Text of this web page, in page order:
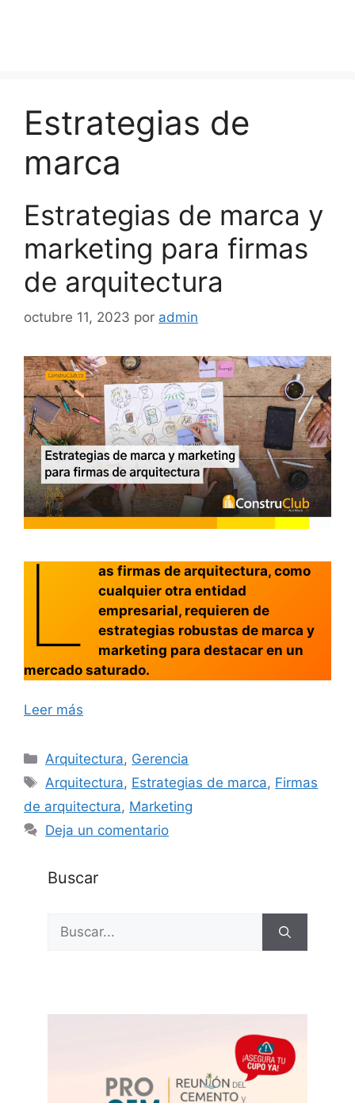
Estrategias de
marca
Estrategias de marca y
marketing para firmas
de arquitectura
octubre 11, 2023 por admin
L
as firmas de arquitectura, como
cualquier otra entidad
empresarial, requieren de
estrategias robustas de marca y
marketing para destacar en un
mercado saturado.
Leer más
Categorías
Arquitectura, Gerencia
Etiquetas
Arquitectura, Estrategias de marca, Firmas
de arquitectura, Marketing
Deja un comentario
Buscar
Buscar: